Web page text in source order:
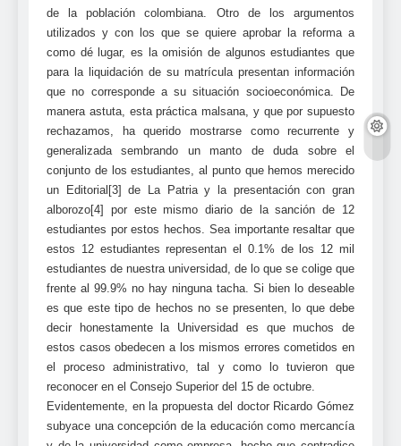
de la población colombiana. Otro de los argumentos
utilizados y con los que se quiere aprobar la reforma a
como dé lugar, es la omisión de algunos estudiantes que
para la liquidación de su matrícula presentan información
que no corresponde a su situación socioeconómica. De
manera astuta, esta práctica malsana, y que por supuesto
rechazamos, ha querido mostrarse como recurrente y
generalizada sembrando un manto de duda sobre el
conjunto de los estudiantes, al punto que hemos merecido
un Editorial[3] de La Patria y la presentación con gran
alborozo[4] por este mismo diario de la sanción de 12
estudiantes por estos hechos. Sea importante resaltar que
estos 12 estudiantes representan el 0.1% de los 12 mil
estudiantes de nuestra universidad, de lo que se colige que
frente al 99.9% no hay ninguna tacha. Si bien lo deseable
es que este tipo de hechos no se presenten, lo que debe
decir honestamente la Universidad es que muchos de
estos casos obedecen a los mismos errores cometidos en
el proceso administrativo, tal y como lo tuvieron que
reconocer en el Consejo Superior del 15 de octubre.
Evidentemente, en la propuesta del doctor Ricardo Gómez
subyace una concepción de la educación como mercancía